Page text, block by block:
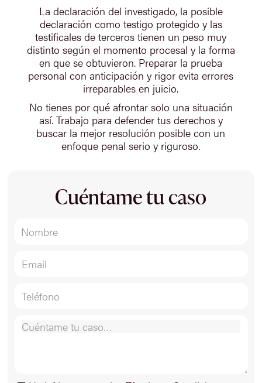
La declaración del investigado, la posible
declaración como testigo protegido y las
testificales de terceros tienen un peso muy
distinto según el momento procesal y la forma
en que se obtuvieron. Preparar la prueba
personal con anticipación y rigor evita errores
irreparables en juicio.
No tienes por qué afrontar solo una situación
así. Trabajo para defender tus derechos y
buscar la mejor resolución posible con un
enfoque penal serio y riguroso.
Cuéntame tu caso